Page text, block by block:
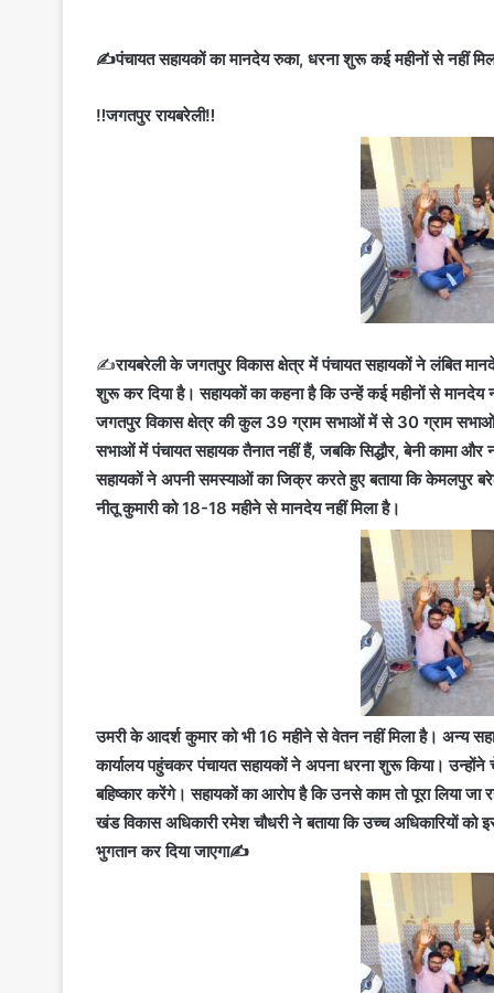
✍️पंचायत सहायकों का मानदेय रुका, धरना शुरू कई महीनों से नहीं
‼️जगतपुर रायबरेली‼️
✍️रायबरेली के जगतपुर विकास क्षेत्र में पंचायत सहायकों ने लंबित
शुरू कर दिया है। सहायकों का कहना है कि उन्हें कई महीनों से मानदेय
जगतपुर विकास क्षेत्र की कुल 39 ग्राम सभाओं में से 30 ग्राम
सभाओं में पंचायत सहायक तैनात नहीं हैं, जबकि सिद्धौर, बेनी कामा
सहायकों ने अपनी समस्याओं का जिक्र करते हुए बताया कि केमलपुर
नीतू कुमारी को 18-18 महीने से मानदेय नहीं मिला है।
उमरी के आदर्श कुमार को भी 16 महीने से वेतन नहीं मिला है। अन्य
कार्यालय पहुंचकर पंचायत सहायकों ने अपना धरना शुरू किया। उन्होंने
बहिष्कार करेंगे। सहायकों का आरोप है कि उनसे काम तो पूरा लिया
खंड विकास अधिकारी रमेश चौधरी ने बताया कि उच्च अधिकारियों
भुगतान कर दिया जाएगा✍️